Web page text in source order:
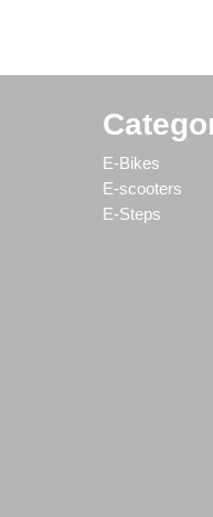
E-Bikes
E-scooters
E-Steps